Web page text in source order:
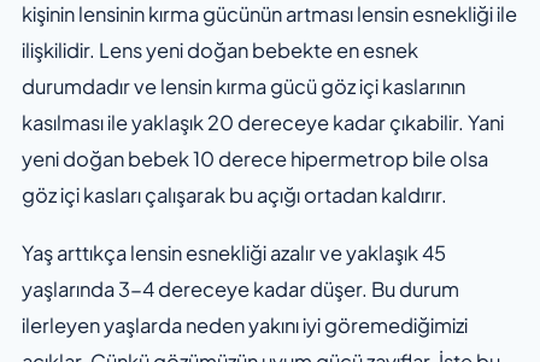
kişinin lensinin kırma gücünün artması lensin esnekliği ile
ilişkilidir. Lens yeni doğan bebekte en esnek
durumdadır ve lensin kırma gücü göz içi kaslarının
kasılması ile yaklaşık 20 dereceye kadar çıkabilir. Yani
yeni doğan bebek 10 derece hipermetrop bile olsa
göz içi kasları çalışarak bu açığı ortadan kaldırır.
Yaş arttıkça lensin esnekliği azalır ve yaklaşık 45
yaşlarında 3-4 dereceye kadar düşer. Bu durum
ilerleyen yaşlarda neden yakını iyi göremediğimizi